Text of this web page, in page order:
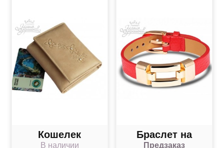
Кошелек
В наличии
Браслет на
Предзаказ